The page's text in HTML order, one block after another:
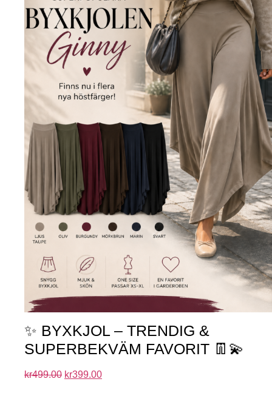
✨ BYXKJOL – TRENDIG &
SUPERBEKVÄM FAVORIT 👖💫
kr499.00 kr399.00